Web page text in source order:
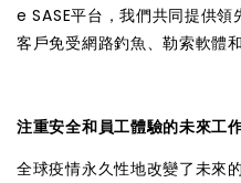
e SASE平台，我們共同提供
客戶免受網路釣魚、勒索軟體
注重安全和員工體驗的未來工
全球疫情永久性地改變了未來